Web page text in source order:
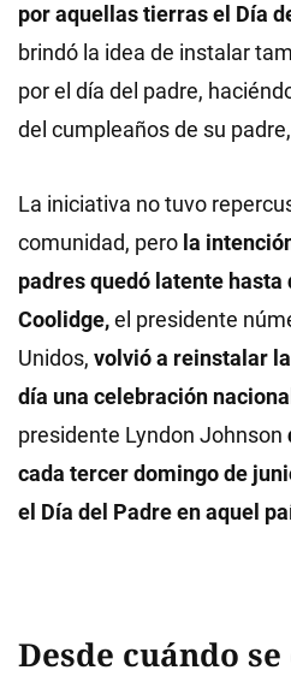
por aquellas tierras el Día
brindó la idea de instalar
por el día del padre,
del cumpleaños de su
La iniciativa no tuvo
comunidad, pero la
padres quedó latente hasta
Coolidge,el presidente
Unidos, volvió a reinstalar
día una celebración
presidente Lyndon Johnson
cada tercer domingo de
el Día del Padre en aquel
Desde cuándo